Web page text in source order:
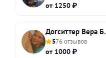
от 1250 ₽
Догситтер Вера Б.
576 отзывов
от 1000 ₽